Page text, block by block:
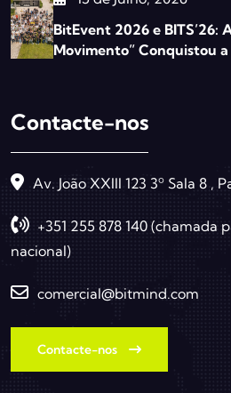
BitEvent 2026 e BITS’26:
Movimento” Conquistou
Contacte-nos
Av. João XXIII 123 3º Sala 8 ,
+351 255 878 140 (chamada
nacional)
comercial@bitmind.com
Contacte-nos